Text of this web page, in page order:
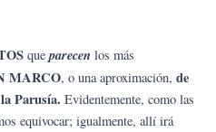
queparecen los más
MARCO, o una aproximación, de
Parusía. Evidentemente, como las
equivocar; igualmente, allí irá